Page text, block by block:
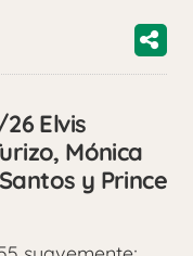
Elvis
Mónica
y Prince